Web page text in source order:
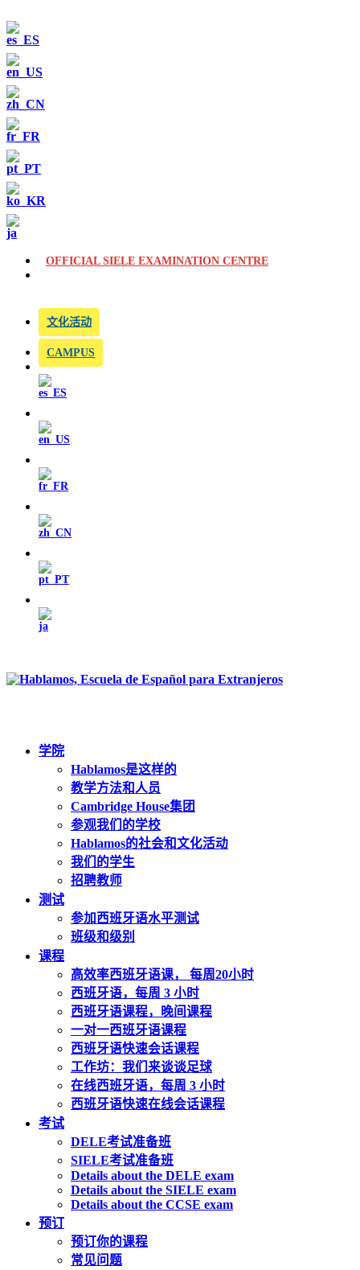
OFFICIAL SIELE EXAMINATION CENTRE
文化活动
CAMPUS
学院
Hablamos是这样的
教学方法和人员
Cambridge House集团
参观我们的学校
Hablamos的社会和文化活动
我们的学生
招聘教师
测试
参加西班牙语水平测试
班级和级别
课程
高效率西班牙语课， 每周20小时
西班牙语，每周 3 小时
西班牙语课程，晚间课程
一对一西班牙语课程
西班牙语快速会话课程
工作坊：我们来谈谈足球
在线西班牙语，每周 3 小时
西班牙语快速在线会话课程
考试
DELE考试准备班
SIELE考试准备班
Details about the DELE exam
Details about the SIELE exam
Details about the CCSE exam
预订
预订你的课程
常见问题